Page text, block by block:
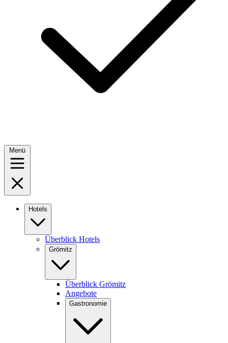
Menü
Hotels
Überblick Hotels
Grömitz
Überblick Grömitz
Angebote
Gastronomie